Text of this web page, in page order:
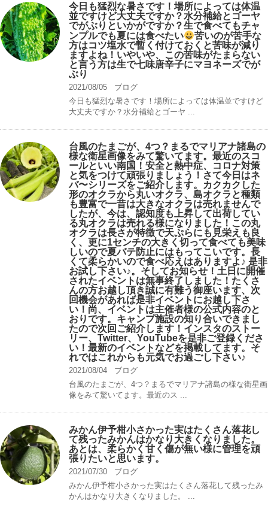
今日も猛烈な暑さです！場所によっては体温
並ですけど大丈夫ですか？水分補給とゴーヤ
でがぶりといかがですか？生で食べてもチャ
ンプルでも夏には食べたい
苦いのが苦手な
方はコツ塩水で暫く付けておくと苦味が減り
ますよね！いやいや、この苦味がたまらない
と言う方は生で七味唐辛子にマヨネーズでが
ぶり
2021/08/05
ブログ
今日も猛烈な暑さです！場所によっては体温並ですけど
大丈夫ですか？水分補給とゴーヤ ...
台風のたまごが、4つ？まるでマリアナ諸島の
様な衛星画像をみて驚いてます。最近のスコ
ールといい南国！安全と熱中症、コロナ対策
と気をつけて頑張りましょう！さて今日はネ
バ〜シリーズをご紹介します。カクカクした
形のオクラから丸いオクラ、島オクラと種類
も豊富で一昔は大きなオクラは売れませんで
したが、今は、認知度も上昇して出荷してい
る丸オクラは売れる様になりました！この丸
オクラは長さが特徴で天ぷらにも見栄えも良
く、更に1センチの大きく切って食べても美味
しいので夏バテ防止にはもってこいです。長
くて柔らかいので食べ応えはありますよ♪ 是非
お試し下さい♪。そしてお知らせ！土日に開催
されたイベントは無事終了しました！たくさ
んの方お越し頂き誠に有難う御座います、次
回機会があれば是非イベントにお越し下さ
い！尚、イベントは主催者様の公式内容のと
おりです。キャンプ️施設の知り合いできまし
たので次回ご紹介します！インスタのストー
リー、Twitter、YouTubeを是非ご登録くださ
い！最新のイベントなどを掲載してます。そ
れではこれからも元気でお過ごし下さい♪
2021/08/04
ブログ
台風のたまごが、4つ？まるでマリアナ諸島の様な衛星画
像をみて驚いてます。最近のス ...
みかん伊予柑小さかった実はたくさん落花し
て残ったみかんはかなり大きくなりました。
あとは、柔らかく甘く傷が無い様に管理を頑
張りたいと思います。
2021/07/30
ブログ
みかん伊予柑小さかった実はたくさん落花して残ったみ
かんはかなり大きくなりました。 ...